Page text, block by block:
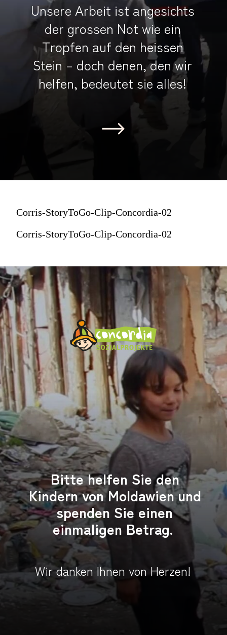
Unsere Arbeit ist angesichts
der grossen Not wie ein
Tropfen auf den heissen
Stein – doch denen, den wir
helfen, bedeutet sie alles!
Corris-StoryToGo-Clip-Concordia-02
Corris-StoryToGo-Clip-Concordia-02
Bitte helfen Sie den
Kindern von Moldawien und
spenden Sie einen
einmaligen Betrag.
Wir danken Ihnen von Herzen!